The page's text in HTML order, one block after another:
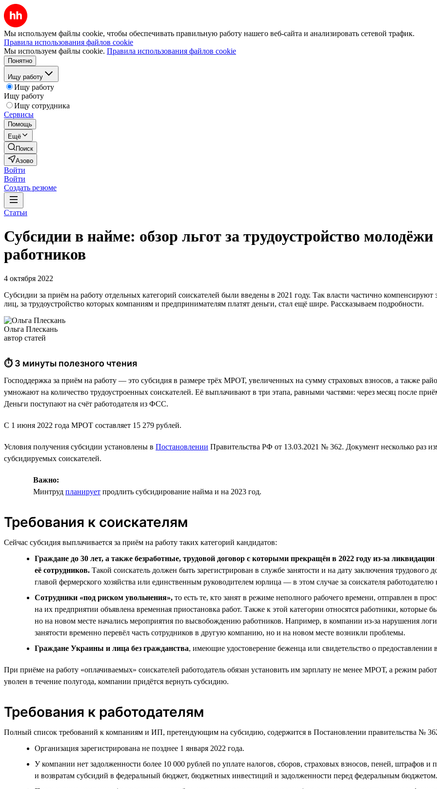
Мы используем файлы cookie, чтобы обеспечивать правильную работу нашего веб-сайта и анализировать сетевой трафик.
Правила использования файлов cookie
Мы используем файлы cookie. Правила использования файлов cookie
Понятно
Ищу работу
Ищу работу
Ищу работу
Ищу сотрудника
Сервисы
Помощь
Ещё
Поиск
Азово
Войти
Войти
Создать резюме
Статьи
Субсидии в найме: обзор льгот за трудоустройство
работников
4 октября 2022
Субсидии за приём на работу отдельных категорий соискателей были введены в 2021 году. Так власти частично компенсируют
лиц, за трудоустройство которых компаниям и предпринимателям платят деньги, стал ещё шире. Рассказываем подробности.
Ольга Плескань
автор статей
⏱ 3 минуты полезного чтения
Господдержка за приём на работу — это субсидия в размере трёх МРОТ, увеличенных на сумму страховых взносов, а также
умножают на количество трудоустроенных соискателей. Её выплачивают в три этапа, равными частями: через месяц после
Деньги поступают на счёт работодателя из ФСС.
С 1 июня 2022 года МРОТ составляет 15 279 рублей.
Условия получения субсидии установлены в Постановлении Правительства РФ от 13.03.2021 № 362. Документ несколько раз
субсидируемых соискателей.
Важно:
Минтруд планирует продлить субсидирование найма и на 2023 год.
Требования к соискателям
Сейчас субсидия выплачивается за приём на работу таких категорий кандидатов:
Граждане до 30 лет, а также безработные, трудовой договор с которыми прекращён в 2022 году из-за
её сотрудников. Такой соискатель должен быть зарегистрирован в службе занятости и на дату заключения трудового
главой фермерского хозяйства или единственным руководителем юрлица — в этом случае за соискателя работодателю
Сотрудники «под риском увольнения», то есть те, кто занят в режиме неполного рабочего времени, отправлен в
на их предприятии объявлена временная приостановка работ. Также к этой категории относятся работники, которые
но на новом месте начались мероприятия по высвобождению работников. Например, в компании из-за нарушения
занятости временно перевёл часть сотрудников в другую компанию, но и на новом месте возникли проблемы.
Граждане Украины и лица без гражданства, имеющие удостоверение беженца или свидетельство о
При приёме на работу «оплачиваемых» соискателей работодатель обязан установить им зарплату не менее МРОТ, а режим
уволен в течение полугода, компании придётся вернуть субсидию.
Требования к работодателям
Полный список требований к компаниям и ИП, претендующим на субсидию, содержится в Постановлении правительства №
Организация зарегистрирована не позднее 1 января 2022 года.
У компании нет задолженности более 10 000 рублей по уплате налогов, сборов, страховых взносов, пеней, штрафов и
и возвратам субсидий в федеральный бюджет, бюджетных инвестиций и задолженности перед федеральным бюджетом.